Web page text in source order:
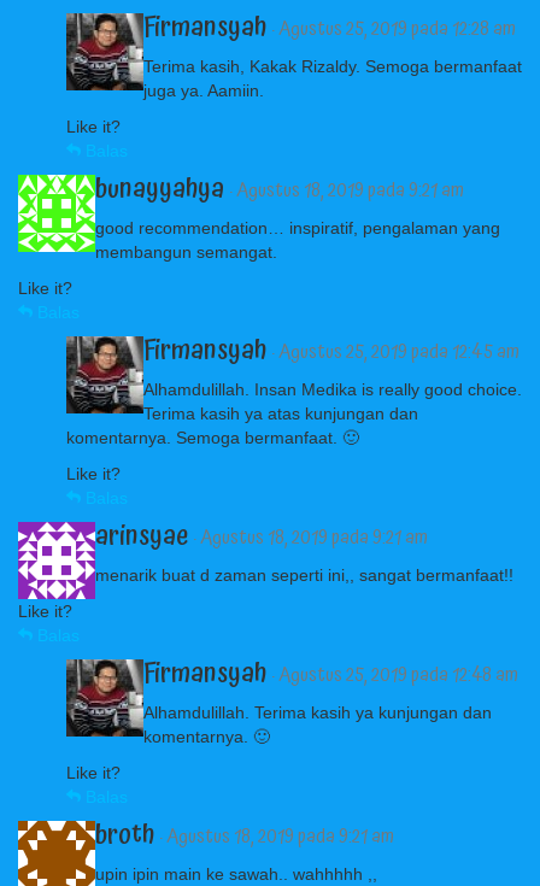
Firmansyah· Agustus 25, 2019 pada 12:28 am
Terima kasih, Kakak Rizaldy. Semoga bermanfaat
juga ya. Aamiin.
Like it?
Balas
bunayyahya · Agustus 18, 2019 pada 9:21 am
good recommendation… inspiratif, pengalaman yang
membangun semangat.
Like it?
Balas
Firmansyah· Agustus 25, 2019 pada 12:45 am
Alhamdulillah. Insan Medika is really good choice.
Terima kasih ya atas kunjungan dan
komentarnya. Semoga bermanfaat. 🙂
Like it?
Balas
arinsyae· Agustus 18, 2019 pada 9:21 am
menarik buat d zaman seperti ini,, sangat bermanfaat!!
Like it?
Balas
Firmansyah· Agustus 25, 2019 pada 12:48 am
Alhamdulillah. Terima kasih ya kunjungan dan
komentarnya. 🙂
Like it?
Balas
broth· Agustus 18, 2019 pada 9:21 am
upin ipin main ke sawah.. wahhhhh ,,